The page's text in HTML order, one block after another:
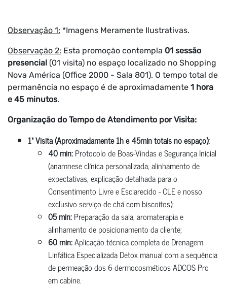
Observação 1: *Imagens Meramente Ilustrativas.
Observação 2: Esta promoção contempla 01 sessão
presencial (01 visita) no espaço localizado no Shopping
Nova América (Office 2000 - Sala 801). O tempo total de
permanência no espaço é de aproximadamente 1 hora
e 45 minutos.
Organização do Tempo de Atendimento por Visita:
1ª Visita (Aproximadamente 1h e 45min totais no espaço):
40 min:Protocolo de Boas-Vindas e Segurança Inicial
(anamnese clínica personalizada, alinhamento de
expectativas, explicação detalhada para o
Consentimento Livre e Esclarecido - CLE e nosso
exclusivo serviço de chá com biscoitos);
05 min:Preparação da sala, aromaterapia e
alinhamento de posicionamento da cliente;
60 min:Aplicação técnica completa de Drenagem
Linfática Especializada Detox manual com a sequência
de permeação dos 6 dermocosméticos ADCOS Pro
em cabine.